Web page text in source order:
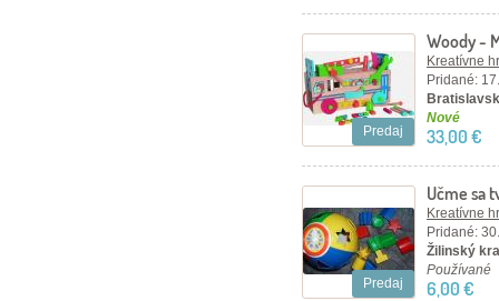
Predaj
Woody -
Kreatívne
Pridané:
Nové
33,00 €
Predaj
Učme sa
Kreatívne
Pridané:
Žilinský
Používané
6,00 €